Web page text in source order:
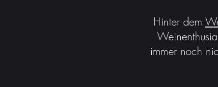
Hinter dem
immer noch